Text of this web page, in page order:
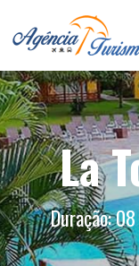
La
Duração: